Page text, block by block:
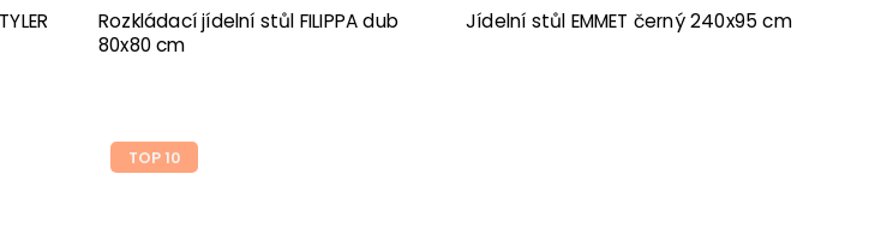
Rozkládací jídelní stůl FILIPPA dub
80x80 cm
Jídelní stůl EMMET černý 240x95 cm
TOP 10